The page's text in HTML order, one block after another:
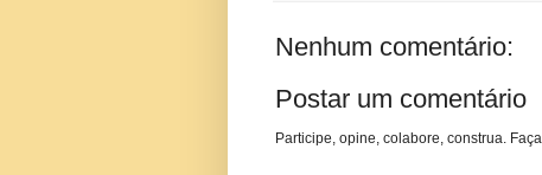
Nenhum comentário:
Postar um comentário
Participe, opine, colabore, construa.